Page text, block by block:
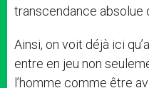
transcendance absolue
Ainsi, on voit déjà ici
entre en jeu non
l’homme comme être